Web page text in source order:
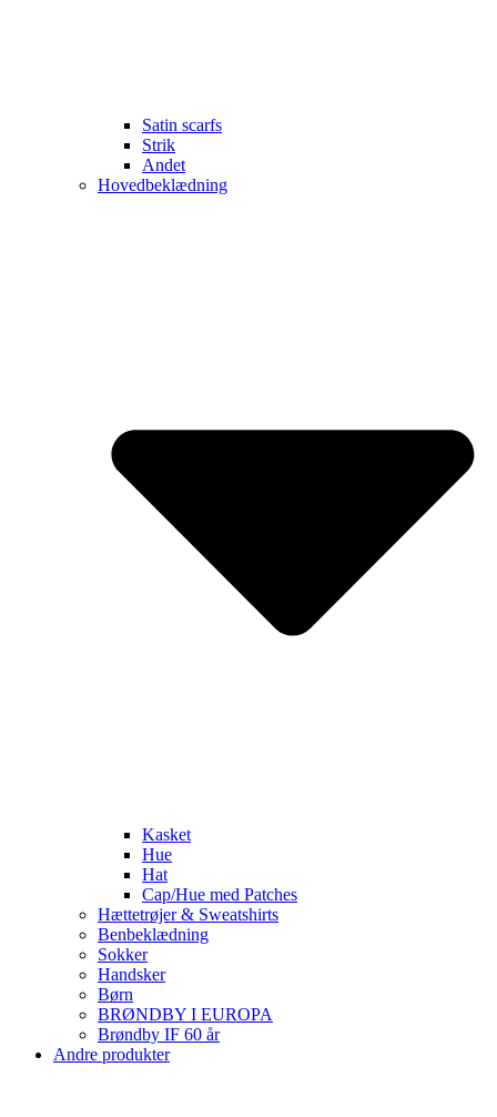
Satin scarfs
Strik
Andet
Hovedbeklædning
Kasket
Hue
Hat
Cap/Hue med Patches
Hættetrøjer & Sweatshirts
Benbeklædning
Sokker
Handsker
Børn
BRØNDBY I EUROPA
Brøndby IF 60 år
Andre produkter